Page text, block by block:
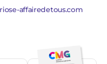
affairedetous.com